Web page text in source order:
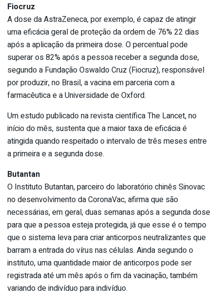
Fiocruz
A dose da AstraZeneca, por exemplo, é capaz de atingir
uma eficácia geral de proteção da ordem de 76% 22 dias
após a aplicação da primeira dose. O percentual pode
superar os 82% após a pessoa receber a segunda dose,
segundo a Fundação Oswaldo Cruz (Fiocruz), responsável
por produzir, no Brasil, a vacina em parceria com a
farmacêutica e a Universidade de Oxford.
Um estudo publicado na revista científica The Lancet, no
início do mês, sustenta que a maior taxa de eficácia é
atingida quando respeitado o intervalo de três meses entre
a primeira e a segunda dose.
Butantan
O Instituto Butantan, parceiro do laboratório chinês Sinovac
no desenvolvimento da CoronaVac, afirma que são
necessárias, em geral, duas semanas após a segunda dose
para que a pessoa esteja protegida, já que esse é o tempo
que o sistema leva para criar anticorpos neutralizantes que
barram a entrada do vírus nas células. Ainda segundo o
instituto, uma quantidade maior de anticorpos pode ser
registrada até um mês após o fim da vacinação, também
variando de indivíduo para indivíduo.